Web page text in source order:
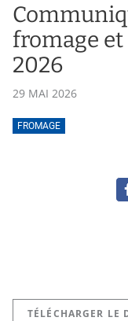
fromage
2026
29 MAI 2026
FROMAGE
TÉLÉCHARGER LE